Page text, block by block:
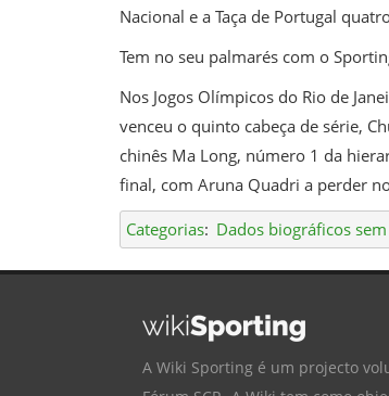
Nacional e a Taça de Portugal
Tem no seu palmarés com o
Nos Jogos Olímpicos do Rio de
venceu o quinto cabeça de série,
chinês Ma Long, número 1 da
final, com Aruna Quadri a perder
Categorias: Dados biográficos
A Wiki Sporting é um projecto